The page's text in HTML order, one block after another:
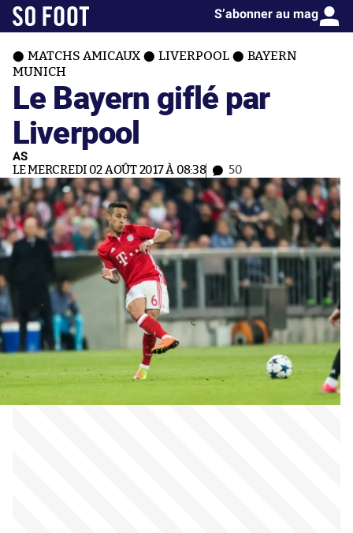
S’abonner au mag
MATCHS AMICAUX LIVERPOOL
BAYERN
MUNICH
Le Bayern giflé par
Liverpool
AS
LE MERCREDI 02 AOÛT 2017 À 08:38 50